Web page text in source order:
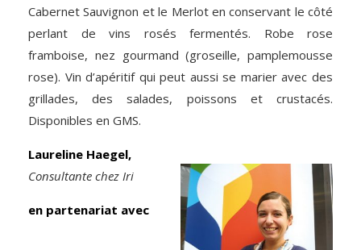
Cabernet Sauvignon et le Merlot en conservant le côté
perlant de vins rosés fermentés. Robe rose
framboise, nez gourmand (groseille, pamplemousse
rose). Vin d’apéritif qui peut aussi se marier avec des
grillades, des salades, poissons et crustacés.
Disponibles en GMS.
Laureline Haegel,
Consultante chez Iri
en partenariat avec